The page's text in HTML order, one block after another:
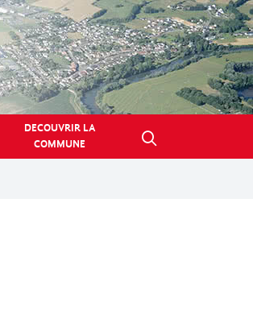
DECOUVRIR LA
COMMUNE